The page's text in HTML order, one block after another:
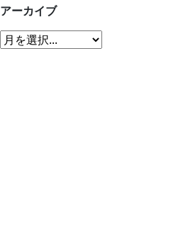
アーカイブ